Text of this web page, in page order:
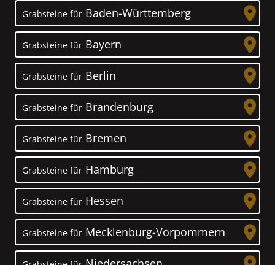
Grabsteine für Baden-Württemberg
Grabsteine für Bayern
Grabsteine für Berlin
Grabsteine für Brandenburg
Grabsteine für Bremen
Grabsteine für Hamburg
Grabsteine für Hessen
Grabsteine für Mecklenburg-Vorpommern